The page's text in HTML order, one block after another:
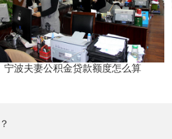
宁波夫妻公积金贷款额度怎么算